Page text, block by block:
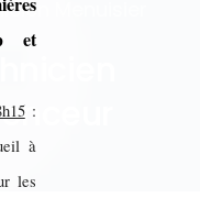
et
:
à
les
Menuisier